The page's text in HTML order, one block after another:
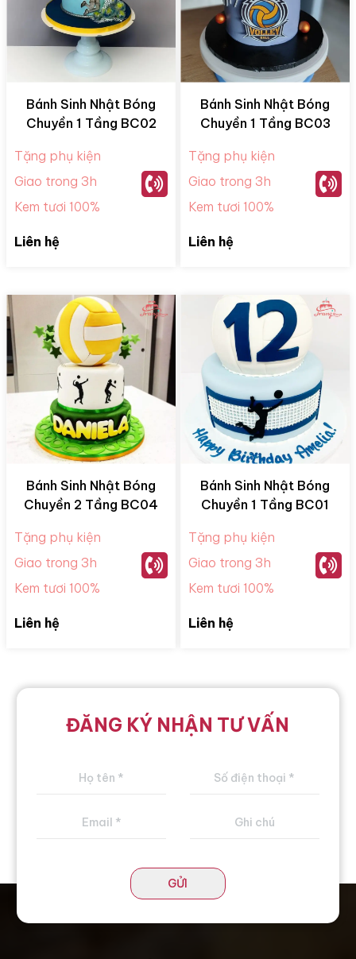
Bánh Sinh Nhật Bóng
Chuyền 1 Tầng BC02
Tặng phụ kiện
Giao trong 3h
Kem tươi 100%
Liên hệ
Bánh Sinh Nhật Bóng
Chuyền 1 Tầng BC03
Tặng phụ kiện
Giao trong 3h
Kem tươi 100%
Liên hệ
Bánh Sinh Nhật Bóng
Chuyền 2 Tầng BC04
Tặng phụ kiện
Giao trong 3h
Kem tươi 100%
Liên hệ
Bánh Sinh Nhật Bóng
Chuyền 1 Tầng BC01
Tặng phụ kiện
Giao trong 3h
Kem tươi 100%
Liên hệ
ĐĂNG KÝ NHẬN TƯ VẤN
GỬI